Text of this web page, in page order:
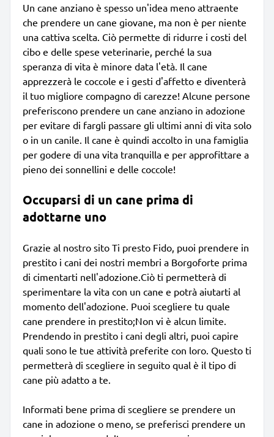
Un cane anziano è spesso un'idea meno attraente
che prendere un cane giovane, ma non è per niente
una cattiva scelta. Ciò permette di ridurre i costi del
cibo e delle spese veterinarie, perché la sua
speranza di vita è minore data l'età. Il cane
apprezzerà le coccole e i gesti d'affetto e diventerà
il tuo migliore compagno di carezze! Alcune persone
preferiscono prendere un cane anziano in adozione
per evitare di fargli passare gli ultimi anni di vita solo
o in un canile. Il cane è quindi accolto in una famiglia
per godere di una vita tranquilla e per approfittare a
pieno dei sonnellini e delle coccole!
Occuparsi di un cane prima di
adottarne uno
Grazie al nostro sito Ti presto Fido, puoi prendere in
prestito i cani dei nostri membri a Borgoforte prima
di cimentarti nell'adozione.Ciò ti permetterà di
sperimentare la vita con un cane e potrà aiutarti al
momento dell'adozione. Puoi scegliere tu quale
cane prendere in prestito;Non vi è alcun limite.
Prendendo in prestito i cani degli altri, puoi capire
quali sono le tue attività preferite con loro. Questo ti
permetterà di scegliere in seguito qual è il tipo di
cane più adatto a te.
Informati bene prima di scegliere se prendere un
cane in adozione o meno, se preferisci prendere un